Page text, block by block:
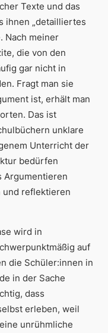
Texte und das
ihnen „detailliertes
Nach meiner
die von den
gar nicht in
Fragt man sie
ist, erhält man
Das ist
unklare
Unterricht der
bedürfen
Argumentieren
und reflektieren
wird in
auf
die Schüler:innen in
in der Sache
dass
erleben, weil
unrühmliche